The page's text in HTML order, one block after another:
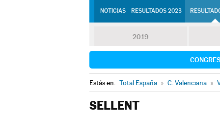
NOTICIAS RESULTADOS 2023
2019
Estás en: Total España » C. Valenciana »
SELLENT